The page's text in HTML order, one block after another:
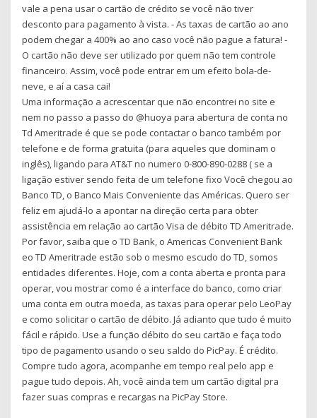
vale a pena usar o cartão de crédito se você não tiver
desconto para pagamento à vista. - As taxas de cartão ao ano
podem chegar a 400% ao ano caso você não pague a fatura! -
O cartão não deve ser utilizado por quem não tem controle
financeiro. Assim, você pode entrar em um efeito bola-de-
neve, e aí a casa cai!
Uma informação a acrescentar que não encontrei no site e
nem no passo a passo do @huoya para abertura de conta no
Td Ameritrade é que se pode contactar o banco também por
telefone e de forma gratuita (para aqueles que dominam o
inglês), ligando para AT&T no numero 0-800-890-0288 ( se a
ligação estiver sendo feita de um telefone fixo Você chegou ao
Banco TD, o Banco Mais Conveniente das Américas. Quero ser
feliz em ajudá-lo a apontar na direção certa para obter
assistência em relação ao cartão Visa de débito TD Ameritrade.
Por favor, saiba que o TD Bank, o Americas Convenient Bank
eo TD Ameritrade estão sob o mesmo escudo do TD, somos
entidades diferentes. Hoje, com a conta aberta e pronta para
operar, vou mostrar como é a interface do banco, como criar
uma conta em outra moeda, as taxas para operar pelo LeoPay
e como solicitar o cartão de débito. Já adianto que tudo é muito
fácil e rápido. Use a função débito do seu cartão e faça todo
tipo de pagamento usando o seu saldo do PicPay. É crédito.
Compre tudo agora, acompanhe em tempo real pelo app e
pague tudo depois. Ah, você ainda tem um cartão digital pra
fazer suas compras e recargas na PicPay Store.